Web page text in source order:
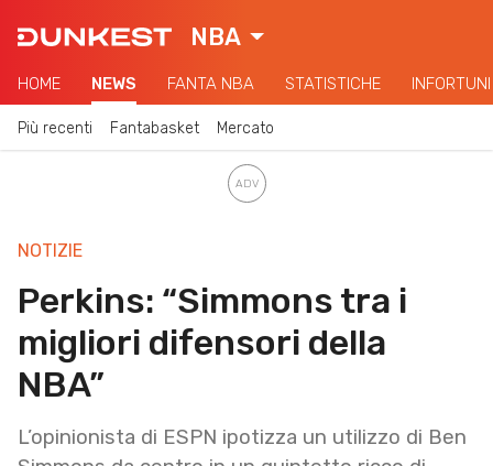
NBA
HOME NEWS FANTA NBA STATISTICHE INFORTUNI
Più recenti Fantabasket Mercato
NOTIZIE
Perkins: “Simmons tra i
migliori difensori della
NBA”
L’opinionista di ESPN ipotizza un utilizzo di Ben